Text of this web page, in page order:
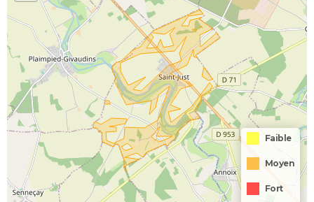
Faible
Moyen
Fort